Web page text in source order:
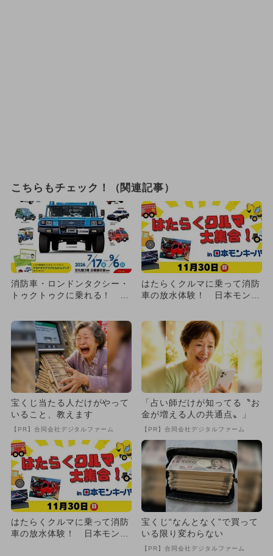
こちらもチェック！（関連記事）
消防車・ロンドンタクシー・
トゥクトゥクに乗れる！ ト
はたらくクルマに乗って消防
車の放水体験！ 日本モンキ
宝くじ当たる人だけがやって
いること、教えます
【PR】合同会社デジタルファーム
「占い師だけが知ってる〝お
金が増える人の共通点〟」
【PR】合同会社デジタルファーム
はたらくクルマに乗って消防
車の放水体験！ 日本モンキ
宝くじ“なんとなく”で買って
いる限り変わらない
【PR】合同会社デジタルファーム